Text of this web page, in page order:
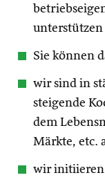
unterstützen
Sie können
wir sind in
steigende
dem
Märkte, etc.
wir initiieren